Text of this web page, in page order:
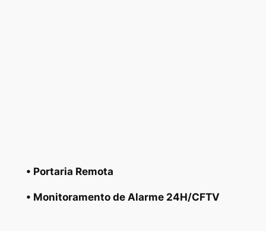
• Portaria Remota
• Monitoramento de Alarme 24H/CFTV